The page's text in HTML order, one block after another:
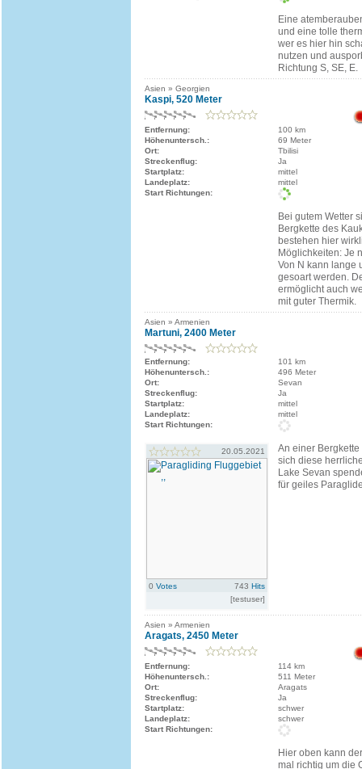
Eine
und eine tolle
wer es hier hin
nutzen und
Richtung S, SE, E.
Asien » Georgien
Kaspi, 520 Meter
Entfernung:
100 km
Höhenuntersch.:
69 Meter
Ort:
Tbilisi
Streckenflug:
Ja
Startplatz:
mittel
Landeplatz:
mittel
Start Richtungen:
Bei gutem Wetter
Bergkette des
bestehen hier
Möglichkeiten: Je
Von N kann lange
gesoart werden.
ermöglicht auch
mit guter Thermik.
Asien » Armenien
Martuni, 2400 Meter
Entfernung:
101 km
Höhenuntersch.:
496 Meter
Ort:
Sevan
Streckenflug:
Ja
Startplatz:
mittel
Landeplatz:
mittel
Start Richtungen:
20.05.2021
0 Votes 743 Hits
[testuser]
An einer
sich diese
Lake Sevan
für geiles
Asien » Armenien
Aragats, 2450 Meter
Entfernung:
114 km
Höhenuntersch.:
511 Meter
Ort:
Aragats
Streckenflug:
Ja
Startplatz:
schwer
Landeplatz:
schwer
Start Richtungen:
Hier oben kann
mal richtig um die